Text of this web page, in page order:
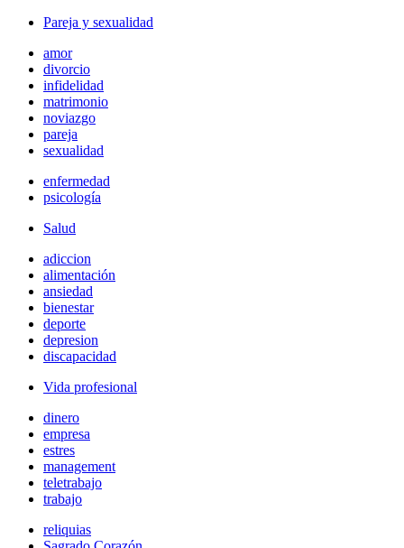
Pareja y sexualidad
amor
divorcio
infidelidad
matrimonio
noviazgo
pareja
sexualidad
enfermedad
psicología
Salud
adiccion
alimentación
ansiedad
bienestar
deporte
depresion
discapacidad
Vida profesional
dinero
empresa
estres
management
teletrabajo
trabajo
reliquias